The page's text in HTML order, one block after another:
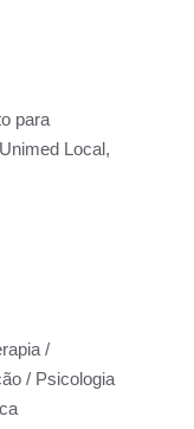
para
Unimed Local,
/
/ Psicologia